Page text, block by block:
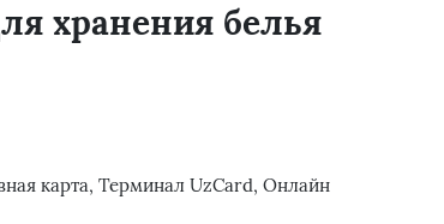
хранения белья
карта, Терминал UzCard, Онлайн